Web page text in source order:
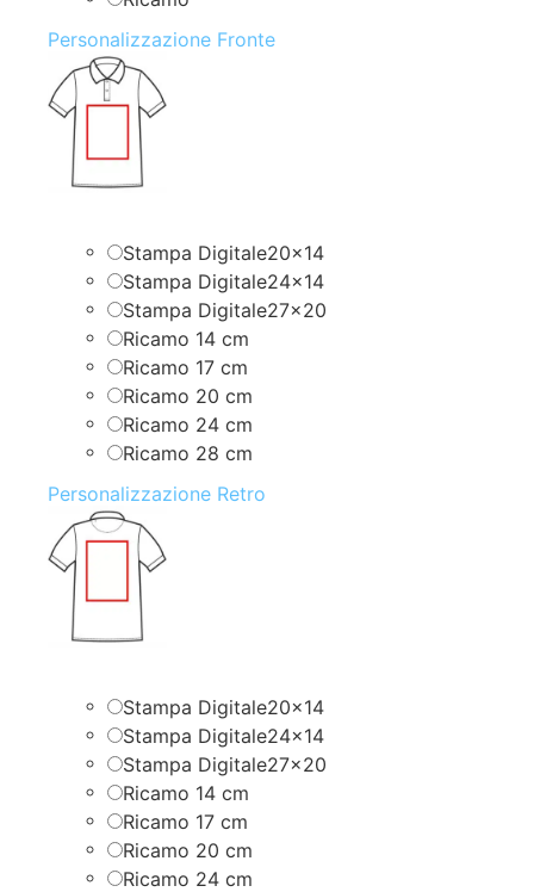
Personalizzazione Fronte
Stampa Digitale20x14
Stampa Digitale24x14
Stampa Digitale27x20
Ricamo 14 cm
Ricamo 17 cm
Ricamo 20 cm
Ricamo 24 cm
Ricamo 28 cm
Personalizzazione Retro
Stampa Digitale20x14
Stampa Digitale24x14
Stampa Digitale27x20
Ricamo 14 cm
Ricamo 17 cm
Ricamo 20 cm
Ricamo 24 cm